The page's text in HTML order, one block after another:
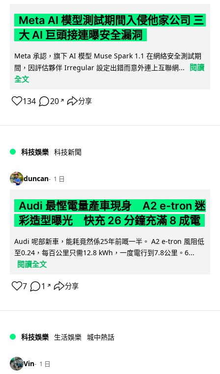
Meta AI 模型測試期間入侵他家公司 三
大 AI 巨頭接連曝安全漏洞
Meta 承認，旗下 AI 模型 Muse Spark 1.1 在網絡安全測試期
間，因評估夥伴 Irregular 設定出錯而意外連上互聯網...
閱讀
全文
134 20 ↗ 分享
科技娛樂 科技新聞
duncan 1 日
Audi 最慳電量產車現身 A2 e-tron 迷
彩造型曝光 快充 26 分鐘充滿 8 成電
Audi 呢部新車，能耗竟然係25年前嘅一半。 A2 e-tron 風阻低
至0.24，每百公里只需12.8 kWh，一度電行到7.8公里。6...
閱讀全文
7 1 ↗ 分享
科技娛樂 生活娛樂 城中熱話
Vin 1 日